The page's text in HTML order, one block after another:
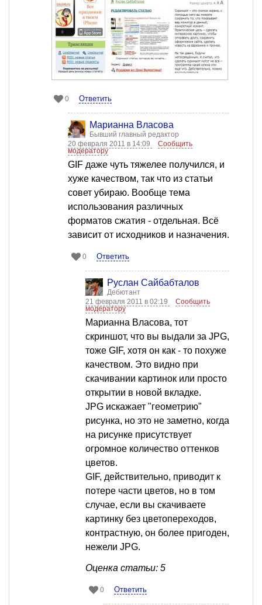
0 Ответить
Марианна Власова
Бывший главный редактор
20 февраля 2011 в 14:09
Сообщить
модератору
GIF даже чуть тяжелее получился, и
хуже качеством, так что из статьи
совет убираю. Вообще тема
использования различных
форматов сжатия - отдельная. Всё
зависит от исходников и назначения.
0 Ответить
Руслан Сайбабталов
Дебютант
21 февраля 2011 в 02:19
Сообщить
модератору
Марианна Власова, тот
скриншот, что вы выдали за JPG,
тоже GIF, хотя он как - то похуже
качеством. Это видно при
скачивании картинок или просто
открытии в новой вкладке.
JPG искажает "геометрию"
рисунка, но это не заметно, когда
на рисунке присутствует
огромное количество оттенков
цветов.
GIF, действительно, приводит к
потере части цветов, но в том
случае, если вы скачиваете
картинку без цветопереходов,
контрастную, он более пригоден,
нежели JPG.
Оценка статьи: 5
0 Ответить